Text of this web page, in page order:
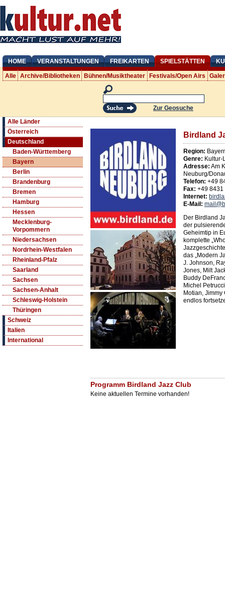
HOME VERANSTALTUNGEN FREIKARTEN SPIELSTÄTTEN
Alle Archive/Bibliotheken Bühnen/Musiktheater Festivals/Open Airs
Zur Geosuche
Alle Länder
Österreich
Deutschland
Baden-Württemberg
Bayern
Berlin
Brandenburg
Bremen
Hamburg
Hessen
Mecklenburg-
Vorpommern
Niedersachsen
Nordrhein-Westfalen
Rheinland-Pfalz
Saarland
Sachsen
Sachsen-Anhalt
Schleswig-Holstein
Thüringen
Schweiz
Italien
International
Birdland
Region:
Genre: Kultur-
Adresse: Am
Neuburg/
Telefon: +49
Fax: +49 8431
Internet:
E-Mail:
Der Birdland
der
Geheimtip in
komplette
das „Modern
J. Johnson,
Jones, Milt
Buddy
Michel
Motian,
endlos
Programm Birdland Jazz Club
Keine aktuellen Termine vorhanden!